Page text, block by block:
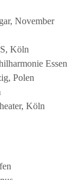
November
Köln
Essen
Polen
Köln